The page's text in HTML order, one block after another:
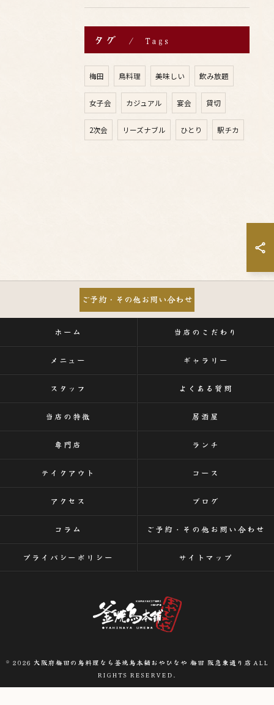
タグ Tags
梅田 鳥料理 美味しい 飲み放題
女子会 カジュアル 宴会 貸切
2次会 リーズナブル ひとり 駅チカ
ご予約・その他お問い合わせ
ホーム 当店のこだわり
メニュー ギャラリー
スタッフ よくある質問
当店の特徴 居酒屋
専門店 ランチ
テイクアウト コース
アクセス ブログ
コラム ご予約・その他お問い合わせ
プライバシーポリシー サイトマップ
© 2026 大阪府梅田の鳥料理なら釜焼鳥本舗おやひなや 梅田 阪急東通り店 ALL
RIGHTS RESERVED.